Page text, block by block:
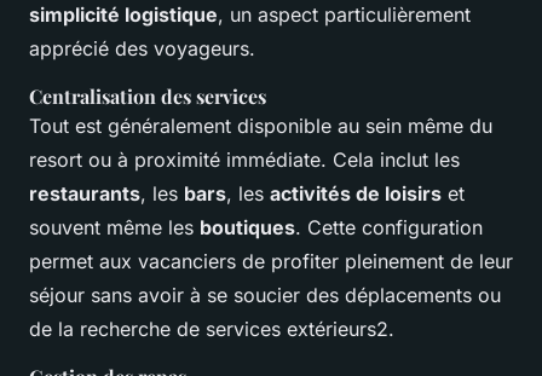
simplicité logistique, un aspect particulièrement
apprécié des voyageurs.
Centralisation des services
Tout est généralement disponible au sein même du
resort ou à proximité immédiate. Cela inclut les
restaurants, les bars, les activités de loisirs et
souvent même les boutiques. Cette configuration
permet aux vacanciers de profiter pleinement de leur
séjour sans avoir à se soucier des déplacements ou
de la recherche de services extérieurs2.